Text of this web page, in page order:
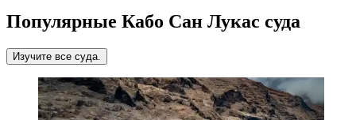
Популярные Кабо Сан Лукас суда
Изучите все суда.